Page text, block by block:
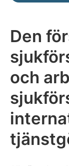
Den
och